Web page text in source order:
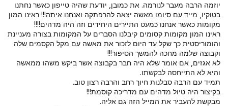
יוזמה הרבה מעבר לנורמה. את כמובן, יודעת שהיה טייפון כאשר נחתנו
בטוקיו, מייד עם סיומו מאשה יצאה להרפתקה ואנחנו איתה!!! ראינו המון
מקומות כאשר אנחנו כמעט התיירים היחידים וזה היה מדהים!!!!
ראינו המון מקומות קסומים קיבלנו הסברים על המקומות בצורה מעניינת
והומוריסטית כך שקל עד היום לזכור את מאשה עם מקל הקסמים שלה
וקבוצה שלמה מחכה להמשך הסיפור!!!
לא אגזים, אם אומר שלא היה חבר בקבוצה אשר ביקש משהו ממאשה
והיא לא התייחסה לבקשתו.
תמיד עם הרבה סבלנות חיוך רחב והרבה רצון טוב.
בקיצור היה טיול מדהים עם מדריכה קוסמת!!!
מבקשת להעביר את המייל הזה גם אליה.